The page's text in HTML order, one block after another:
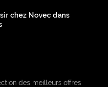
chez Novec dans
des meilleurs offres